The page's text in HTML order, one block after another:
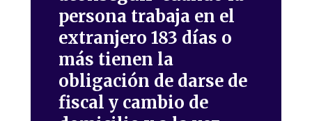
persona trabaja en el
extranjero 183 días o
más tienen la
obligación de darse de
fiscal y cambio de